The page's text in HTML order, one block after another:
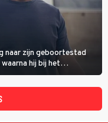
naar zijn geboortestad
hij bij het
begint te vermoeden